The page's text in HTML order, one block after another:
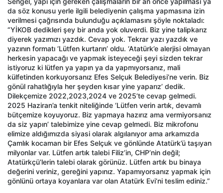
da söz konusu yerle ilgili belediyenin çalışma yapmasına izin
verilmesi çağrısında bulunduğu açıklamasını şöyle noktaladı:
“YİKOB dedikleri şey bir anda yok oluverdi. Biz yine talipkarız
diyerek yazımızı yazdık. Cevap yok. Tekrar yazı yazdık ve
yazının formatı ‘Lütfen kurtarın’ oldu. ‘Atatürk’e alerjisi olmayan
herkesin yapacağı ve yapmak isteyeceği şeyi sizden tekrar
istiyoruz ki lütfen ya yapın ya da yapmıyorsanız, mali
külfetinden korkuyorsanız Efes Selçuk Belediyesi’ne verin. Biz
gönül rahatlığıyla her şeyden kısar yine yaparız’ dedik.
Dilekçemize 2022,2023,2024 ve 2025’te cevap gelmedi.
2025 Haziran’a tenkit niteliğinde ‘Lütfen verin artık, devamlı
bütçemize koyuyoruz. Biz yapmaya hazırız ama vermiyorsanız
da siz yapın’ talebimize yine cevap gelmedi. Biz mikrofonu
elimize aldığımızda siyasi olarak algılanıyor ama arkamızda
Çamlık kocaman bir Efes Selçuk ve gönlünde Atatürk’ü taşıyan
milyonlar var. Lütfen artık talebi Filiz’in, CHP’nin değil;
Atatürkçü’lerin talebi olarak görünüz. Lütfen artık bu binaya
değerini veriniz, gereğini yapınız. Yapamıyorsanız yapmak için
gönlünü ortaya koyanlara var olan Atatürk Evi’ni teslim ediniz.”